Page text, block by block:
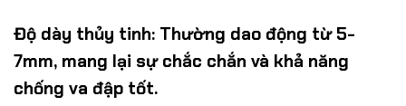
Độ dày thủy tinh: Thường dao động từ 5-
7mm, mang lại sự chắc chắn và khả năng
chống va đập tốt.